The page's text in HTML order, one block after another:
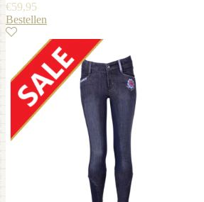
€59,95
Bestellen